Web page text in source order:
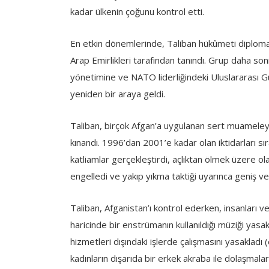
kadar ülkenin çoğunu kontrol etti.
En etkin dönemlerinde, Taliban hükûmeti
Arap Emirlikleri tarafından tanındı. Grup daha
yönetimine ve NATO liderliğindeki Uluslararası
yeniden bir araya geldi.
Taliban, birçok Afgan’a uygulanan sert
kınandı. 1996’dan 2001’e kadar olan iktidarları
katliamlar gerçekleştirdi, açlıktan ölmek üzere
engelledi ve yakıp yıkma taktiği uyarınca geniş
Taliban, Afganistan’ı kontrol ederken, insanları
haricinde bir enstrümanın kullanıldığı müziği
hizmetleri dışındaki işlerde çalışmasını
kadınların dışarıda bir erkek akraba ile